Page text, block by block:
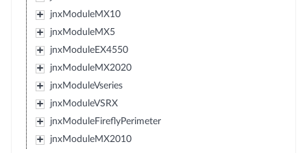
jnxModuleMX10
jnxModuleMX5
jnxModuleEX4550
jnxModuleMX2020
jnxModuleVseries
jnxModuleVSRX
jnxModuleFireflyPerimeter
jnxModuleMX2010